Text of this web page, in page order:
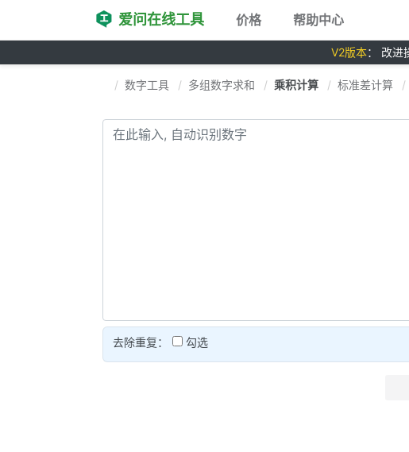
爱问在线工具 价格 帮助中心
V2版本： 改进
数字工具 多组数字求和 乘积计算 标准差计算
去除重复： 勾选